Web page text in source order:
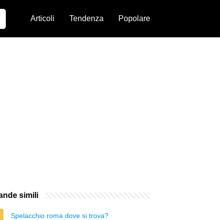
Articoli Tendenza Popolare
simili
Spelacchio roma dove si trova?